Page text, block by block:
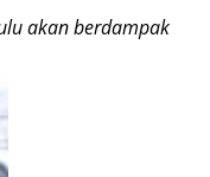
akan berdampak